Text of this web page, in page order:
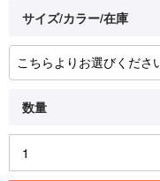
サイズ/カラー/在庫